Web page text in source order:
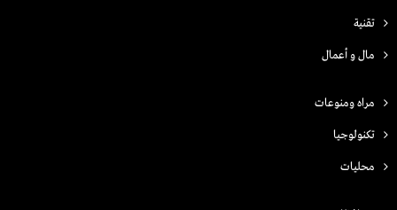
تقنية
مال و أعمال
مراه ومنوعات
تكنولوجيا
محليات